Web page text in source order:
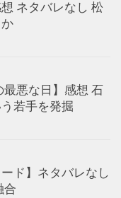
ネタバレなし 松
悪な日】感想 石
若手を発掘
ド】ネタバレなし
合